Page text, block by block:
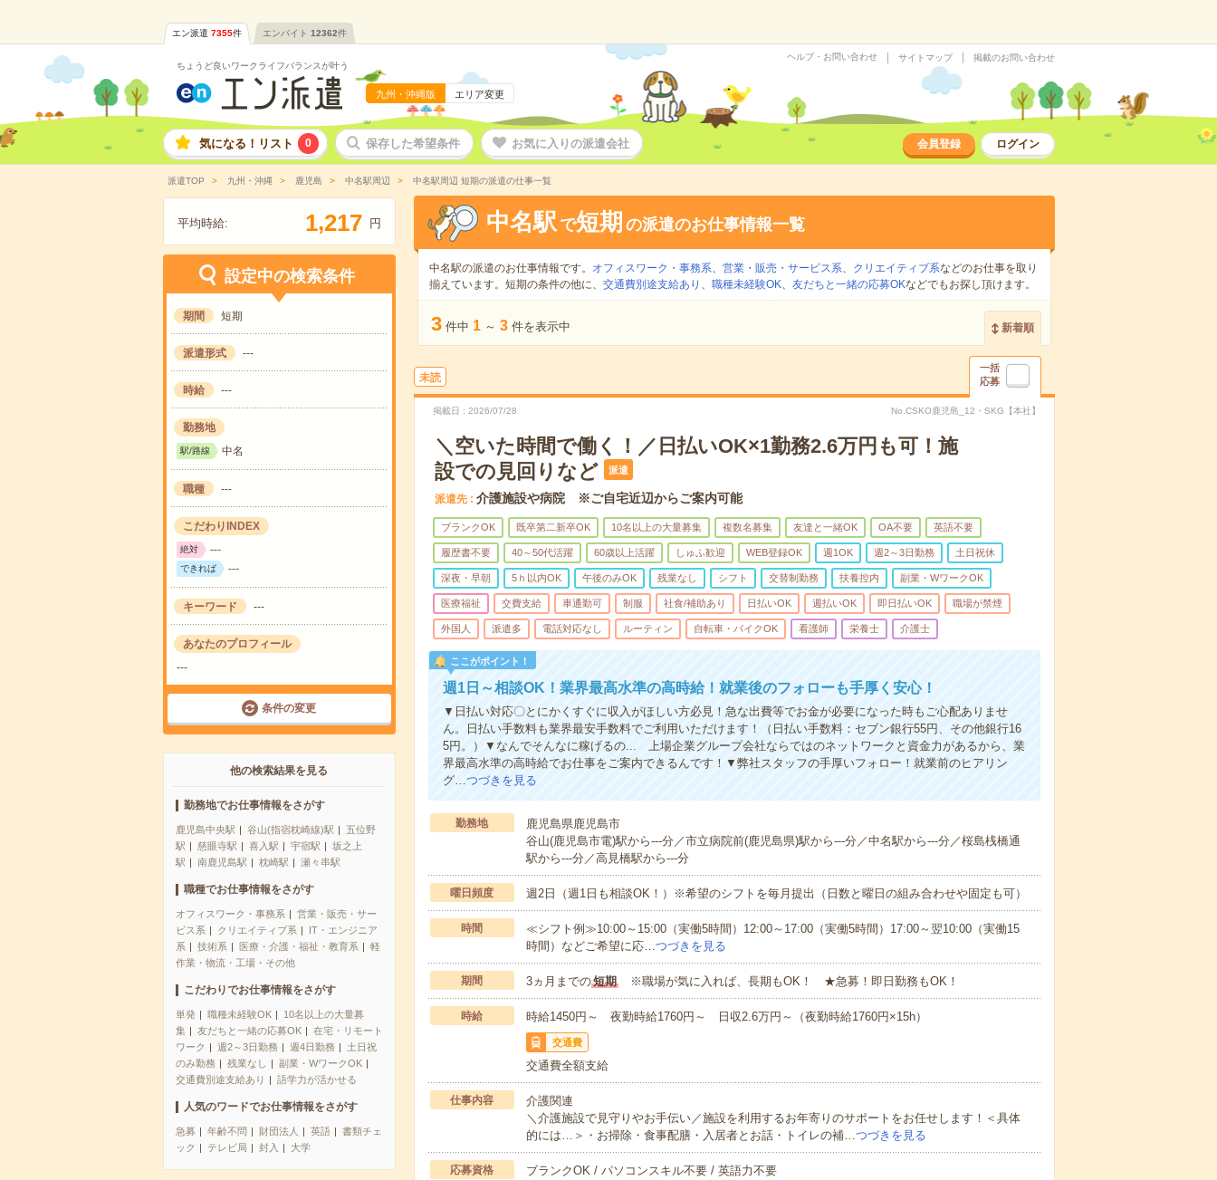
エン派遣 7355件 エンバイト 12362件
ちょうど良いワークライフバランスが叶う
九州・沖縄版 エリア変更
ヘルプ・お問い合わせ サイトマップ 掲載のお問い合わせ
気になる！リスト 0 保存した希望条件 お気に入りの派遣会社 会員登録 ログイン
派遣TOP 九州・沖縄 鹿児島 中名駅周辺 中名駅周辺 短期の派遣の仕事一覧
平均時給: 1,217 円
設定中の検索条件
期間 短期
派遣形式 ---
時給 ---
勤務地
駅/路線 中名
職種 ---
こだわりINDEX
絶対 ---
できれば ---
キーワード ---
あなたのプロフィール
---
条件の変更
他の検索結果を見る
勤務地でお仕事情報をさがす
鹿児島中央駅 谷山(指宿枕崎線)駅
五位野
駅
慈眼寺駅 喜入駅 宇宿駅
坂之上
駅
南鹿児島駅 枕崎駅 瀬々串駅
職種でお仕事情報をさがす
オフィスワーク・事務系
営業・販売・サー
ビス系
クリエイティブ系
IT・エンジニア
系
技術系 医療・介護・福祉・教育系
軽
作業・物流・工場・その他
こだわりでお仕事情報をさがす
単発 職種未経験OK
10名以上の大量募
集
友だちと一緒の応募OK
在宅・リモート
ワーク
週2～3日勤務 週4日勤務
土日祝
のみ勤務
残業なし
副業・WワークOK
交通費別途支給あり
語学力が活かせる
人気のワードでお仕事情報をさがす
急募 年齢不問 財団法人 英語
書類チェ
ック
テレビ局 封入 大学
中名駅 で短期 の派遣のお仕事情報一覧
中名駅の派遣のお仕事情報です。 オフィスワーク・事務系、 営業・販売・サービス系、 クリエイティブ系などのお仕事を取り
揃えています。短期の条件の他に、 交通費別途支給あり 、 職種未経験OK、 友だちと一緒の応募OKなどでもお探し頂けます。
3 件中 1 ～ 3 件を表示中 新着順
未読
一括
応募
掲載日 2026/07/28 No.CSKO鹿児島_12・SKG【本社】
＼空いた時間で働く！／日払いOK×1勤務2.6万円も可！施
設での見回りなど
派遣
派遣先 介護施設や病院 ※ご自宅近辺からご案内可能
ブランクOK 既卒第二新卒OK 10名以上の大量募集 複数名募集 友達と一緒OK OA不要 英語不要
履歴書不要 40～50代活躍 60歳以上活躍 しゅふ歓迎 WEB登録OK 週1OK 週2～3日勤務 土日祝休
深夜・早朝 5ｈ以内OK 午後のみOK 残業なし シフト 交替制勤務 扶養控内 副業・WワークOK
医療福祉 交費支給 車通勤可 制服 社食/補助あり 日払いOK 週払いOK 即日払いOK 職場が禁煙
外国人 派遣多 電話対応なし ルーティン 自転車・バイクOK 看護師 栄養士 介護士
ここがポイント！
週1日～相談OK！業界最高水準の高時給！就業後のフォローも手厚く安心！
▼日払い対応〇とにかくすぐに収入がほしい方必見！急な出費等でお金が必要になった時もご心配ありませ
ん。日払い手数料も業界最安手数料でご利用いただけます！（日払い手数料：セブン銀行55円、その他銀行16
5円。）▼なんでそんなに稼げるの... 上場企業グループ会社ならではのネットワークと資金力があるから、業
界最高水準の高時給でお仕事をご案内できるんです！▼弊社スタッフの手厚いフォロー！就業前のヒアリン
グ…つづきを見る
勤務地
鹿児島県鹿児島市
谷山(鹿児島市電)駅から---分／市立病院前(鹿児島県)駅から---分／中名駅から---分／桜島桟橋通
駅から---分／高見橋駅から---分
曜日頻度 週2日（週1日も相談OK！）※希望のシフトを毎月提出（日数と曜日の組み合わせや固定も可）
時間
≪シフト例≫10:00～15:00（実働5時間）12:00～17:00（実働5時間）17:00～翌10:00（実働15
時間）などご希望に応…つづきを見る
期間 3ヵ月までの短期※職場が気に入れば、長期もOK！ ★急募！即日勤務もOK！
時給 時給1450円～ 夜勤時給1760円～ 日収2.6万円～（夜勤時給1760円×15h）
交通費
交通費全額支給
仕事内容
介護関連
＼介護施設で見守りやお手伝い／施設を利用するお年寄りのサポートをお任せします！＜具体
的には…＞・お掃除・食事配膳・入居者とお話・トイレの補…つづきを見る
応募資格
ブランクOK / パソコンスキル不要 / 英語力不要